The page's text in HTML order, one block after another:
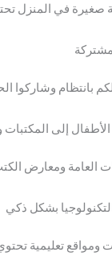
صغيرة في المنزل
بانتظام
العامة ومعارض
ومواقع تعليمية